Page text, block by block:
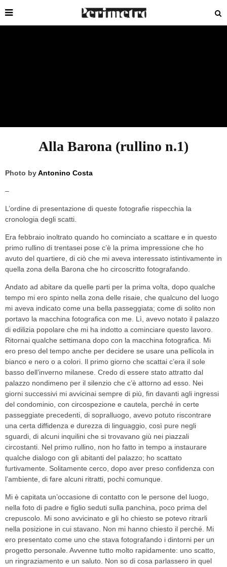
Alla Barona (rullino n.1)
Photo byAntonino Costa
–
L’ordine di presentazione di queste fotografie rispecchia la
cronologia degli scatti.
Era febbraio inoltrato quando ho cominciato a scattare e in questo
primo rullino di trentasei pose c’è la prima impressione che ho
avuto del quartiere, di ciò che mi aveva interessato istintivamente in
quella zona della Barona che ho circoscritto fotografando.
Andato ad abitare da quelle parti per la prima volta, dopo qualche
tempo mi ero spinto nella zona delle risaie, che qualcuno del luogo
mi aveva indicato come una bella passeggiata; come di solito non
portavo la macchina fotografica con me. Lì, avevo notato il palazzo
di edilizia popolare che mi ha indotto a cominciare questo lavoro.
Ritornai qualche settimana dopo con la macchina fotografica. Mi
ero preso del tempo anche per decidere se usare una pellicola in
bianco e nero o a colori. Il primo giorno che scattai c’era il sole
basso dell’inverno milanese. Credo di essere stato attratto dal
palazzo nondimeno per il silenzio che c’è attorno ad esso. Nei
giorni successivi mi avvicinai sempre di più, fin davanti agli ingressi
del condominio, con circospezione e cautela, perché in certe
passeggiate precedenti, di sopralluogo, avevo potuto riscontrare
una certa diffidenza e durezza di linguaggio, così pure negli
sguardi, di alcuni inquilini che si trovavano giù nei piazzali
circostanti. Nel primo rullino, non ho fatto in tempo a instaurare
qualche dialogo con gli abitanti del palazzo; ho scattato
furtivamente. Solitamente cerco, dopo aver preso confidenza con
l’ambiente, di fare alcuni ritratti, pochi comunque.
Mi è capitata un’occasione di contatto con le persone del luogo,
nella foto di padre e figlio seduti sulla panchina, poco prima del
crepuscolo. Mi sono avvicinato e gli ho chiesto se potevo ritrarli
nella posizione in cui stavano. Non mi hanno chiesto il perché. Mi
ero presentato come uno che stava fotografando i dintorni per un
progetto personale. Avvenne tutto molto rapidamente: uno scatto,
un ringraziamento e un saluto. Non so di cosa parlassero in quel